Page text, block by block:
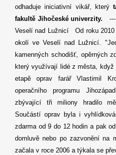
odhaduje iniciativní vikář, který
fakultě Jihočeské univerzity. ---
Veselí nad Lužnicí Od roku 2010
okolí ve Veselí nad Lužnicí.
kamenných schodišť, opěrných
který využívají lidé z města, když
etapě oprav farář Vlastimil
operačního programu
zbývající tři miliony hradilo
Součástí oprav byla i
zdarma od 9 do 12 hodin a pak
domluvě nebo po zazvonění na
začala v roce 2006 a týkala se